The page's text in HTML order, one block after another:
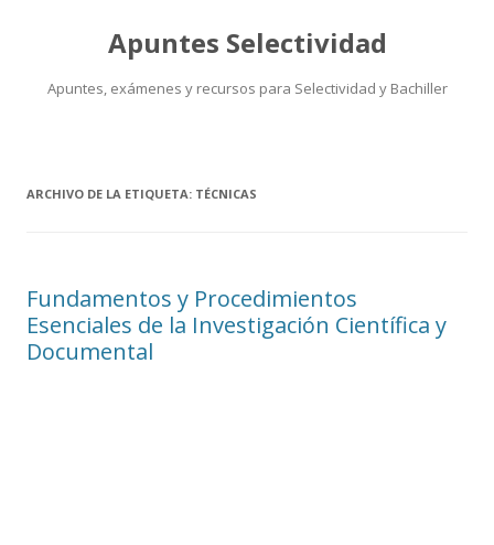
Apuntes Selectividad
Apuntes, exámenes y recursos para Selectividad y Bachiller
ARCHIVO DE LA ETIQUETA: TÉCNICAS
Fundamentos y Procedimientos
Esenciales de la Investigación Científica y
Documental